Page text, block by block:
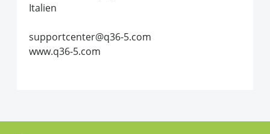
Italien
supportcenter@q36-5.com
www.q36-5.com